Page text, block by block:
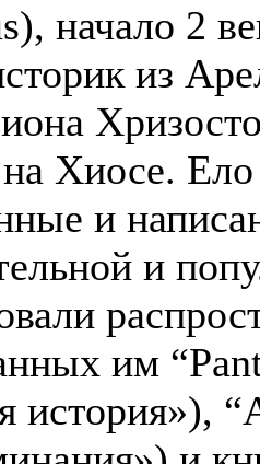
начало 2
из
Хиосе. Ело
и
и
им
история»),